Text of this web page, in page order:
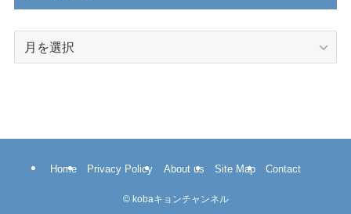
Home Privacy Policy About us Site Map Contact
©kobaキョンチャンネル